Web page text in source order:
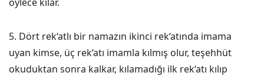
5. Dört rek‘atlı bir namazın ikinci rek‘atında imama
uyan kimse, üç rek‘atı imamla kılmış olur, teşehhüt
okuduktan sonra kalkar, kılamadığı ilk rek‘atı kılıp